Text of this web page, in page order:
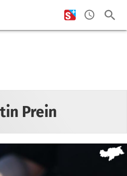
Prein